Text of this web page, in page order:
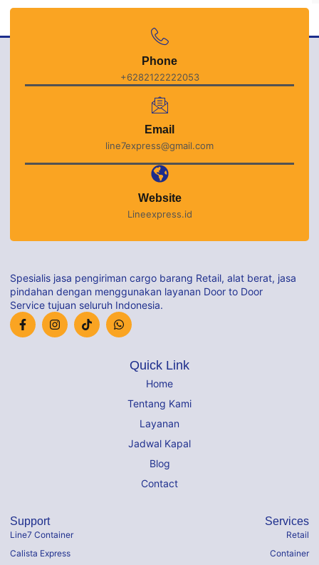
Phone
+6282122222053
Email
line7express@gmail.com
Website
Lineexpress.id
Spesialis jasa pengiriman cargo barang Retail, alat berat, jasa
pindahan dengan menggunakan layanan Door to Door
Service tujuan seluruh Indonesia.
Quick Link
Home
Tentang Kami
Layanan
Jadwal Kapal
Blog
Contact
Support
Line7 Container
Calista Express
Services
Retail
Container